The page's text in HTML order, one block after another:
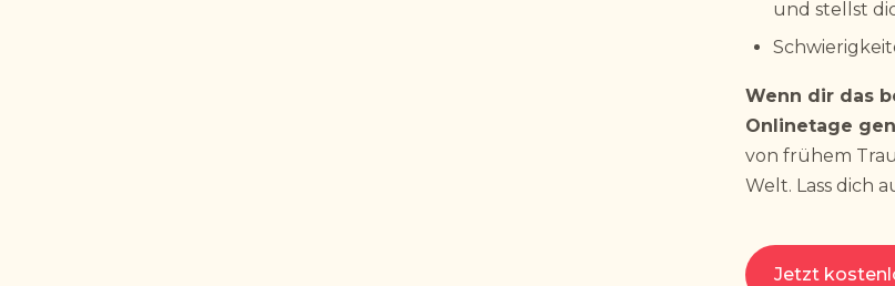
und stellst
Wenn dir das
Onlinetage
von frühem
Welt. Lass dich
Jetzt